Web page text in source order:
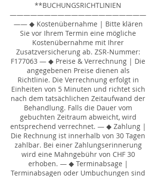
**BUCHUNGSRICHTLINIEN
————————————————————
—— ◆ Kostenübernahme | Bitte klären
Sie vor Ihrem Termin eine mögliche
Kostenübernahme mit Ihrer
Zusatzversicherung ab. ZSR-Nummer:
F177063 — ◆ Preise & Verrechnung | Die
angegebenen Preise dienen als
Richtlinie. Die Verrechnung erfolgt in
Einheiten von 5 Minuten und richtet sich
nach dem tatsächlichen Zeitaufwand der
Behandlung. Falls die Dauer vom
gebuchten Zeitraum abweicht, wird
entsprechend verrechnet. — ◆ Zahlung |
Die Rechnung ist innerhalb von 30 Tagen
zahlbar. Bei einer Zahlungserinnerung
wird eine Mahngebühr von CHF 30
erhoben. — ◆ Terminabsage |
Terminabsagen oder Umbuchungen sind